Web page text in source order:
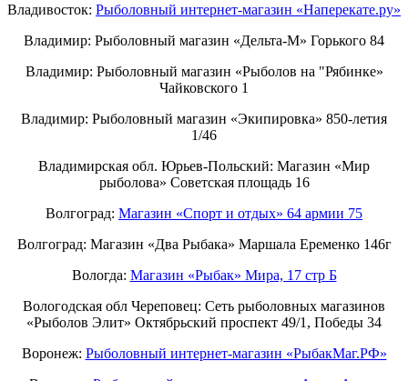
Владивосток: Рыболовный интернет-магазин «Наперекате.ру»
Владимир: Рыболовный магазин «Дельта-М» Горького 84
Владимир: Рыболовный магазин «Рыболов на "Рябинке»
Чайковского 1
Владимир: Рыболовный магазин «Экипировка» 850-летия
1/46
Владимирская обл. Юрьев-Польский: Магазин «Мир
рыболова» Советская площадь 16
Волгоград: Магазин «Спорт и отдых» 64 армии 75
Волгоград: Магазин «Два Рыбака» Маршала Еременко 146г
Вологда: Магазин «Рыбак» Мира, 17 стр Б
Вологодская обл Череповец: Сеть рыболовных магазинов
«Рыболов Элит» Октябрьский проспект 49/1, Победы 34
Воронеж: Рыболовный интернет-магазин «РыбакМаг.РФ»